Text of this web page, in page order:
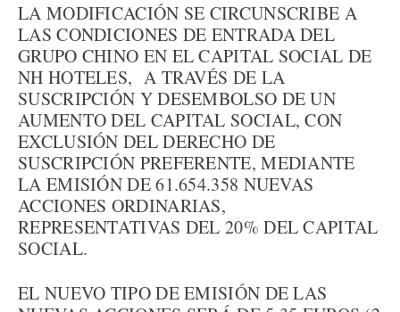
LA MODIFICACIÓN SE CIRCUNSCRIBE A
LAS CONDICIONES DE ENTRADA DEL
GRUPO CHINO EN EL CAPITAL SOCIAL DE
NH HOTELES, A TRAVÉS DE LA
SUSCRIPCIÓN Y DESEMBOLSO DE UN
AUMENTO DEL CAPITAL SOCIAL, CON
EXCLUSIÓN DEL DERECHO DE
SUSCRIPCIÓN PREFERENTE, MEDIANTE
LA EMISIÓN DE 61.654.358 NUEVAS
ACCIONES ORDINARIAS,
REPRESENTATIVAS DEL 20% DEL CAPITAL
SOCIAL.
EL NUEVO TIPO DE EMISIÓN DE LAS